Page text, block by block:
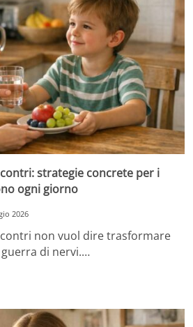
strategie concrete per i
ogni giorno
2026
non vuol dire trasformare
di nervi.…